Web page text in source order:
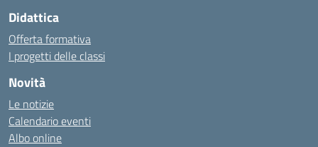
Didattica
Offerta formativa
I progetti delle classi
Novità
Le notizie
Calendario eventi
Albo online